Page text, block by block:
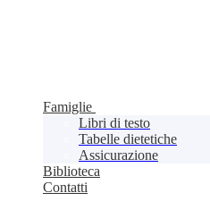
Famiglie
Libri di testo
Tabelle dietetiche
Assicurazione
Biblioteca
Contatti